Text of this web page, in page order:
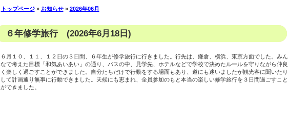
トップページ» お知らせ» 2026年06月
６年修学旅行 (2026年6月18日)
６月１０、１１、１２日の３日間、６年生が修学旅行に行きました。行先は、鎌倉、横浜、東京方面でした。みん
なで考えた目標「和気あいあい」の通り、バスの中、見学先、ホテルなどで学校で決めたルールを守りながら仲良
く楽しく過ごすことができました。自分たちだけで行動をする場面もあり、道にも迷いましたが観光客に聞いたり
して計画通り無事に行動できました。天候にも恵まれ、全員参加のもと本当の楽しい修学旅行を３日間過ごすこと
ができました。